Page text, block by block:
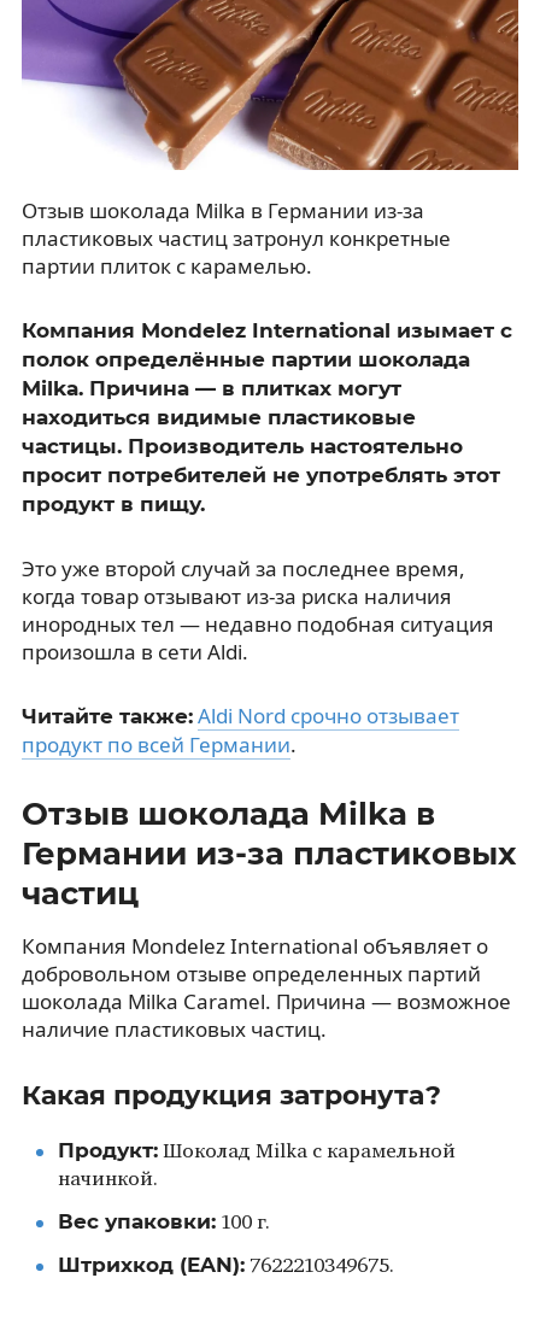
Отзыв шоколада Milka в Германии из-за
пластиковых частиц затронул конкретные
партии плиток с карамелью.
Компания Mondelez International изымает с
полок определённые партии шоколада
Milka. Причина — в плитках могут
находиться видимые пластиковые
частицы. Производитель настоятельно
просит потребителей не употреблять этот
продукт в пищу.
Это уже второй случай за последнее время,
когда товар отзывают из-за риска наличия
инородных тел — недавно подобная ситуация
произошла в сети Aldi.
Читайте также: Aldi Nord срочно отзывает
продукт по всей Германии.
Отзыв шоколада Milka в
Германии из-за пластиковых
частиц
Компания Mondelez International объявляет о
добровольном отзыве определенных партий
шоколада Milka Caramel. Причина — возможное
наличие пластиковых частиц.
Какая продукция затронута?
Продукт:Шоколад Milka с карамельной
начинкой.
Вес упаковки:100 г.
Штрихкод (EAN):7622210349675.